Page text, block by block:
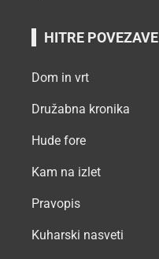
HITRE POVEZAVE
Dom in vrt
Družabna kronika
Hude fore
Kam na izlet
Pravopis
Kuharski nasveti